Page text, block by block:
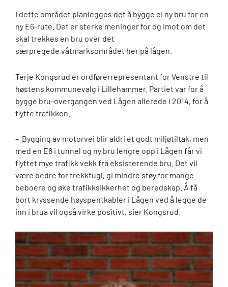
I dette området planlegges det å bygge ei ny bru for en
ny E6-rute. Det er sterke meninger for og imot om det
skal trekkes en bru over det
særpregede våtmarksområdet her på lågen.
Terje Kongsrud er ordførerrepresentant for Venstre til
høstens kommunevalg i Lillehammer. Partiet var for å
bygge bru-overgangen ved Lågen allerede i 2014, for å
flytte trafikken.
– Bygging av motorvei blir aldri et godt miljøtiltak, men
med en E6 i tunnel og ny bru lengre opp i Lågen får vi
flyttet mye trafikk vekk fra eksisterende bru. Det vil
være bedre for trekkfugl, gi mindre støy for mange
beboere og øke trafikksikkerhet og beredskap. Å få
bort kryssende høyspentkabler i Lågen ved å legge de
inn i brua vil også virke positivt, sier Kongsrud.